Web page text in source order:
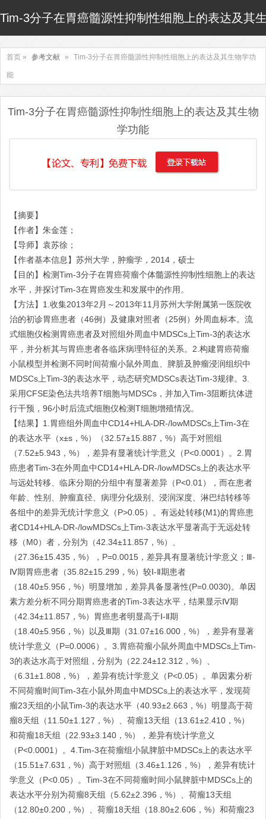
Tim-3分子在胃癌髓源性抑制性细胞上的表达及其
首页 » 参考文献 » Tim-3分子在胃癌髓源性抑制性细胞上的表达及其生物学功
能
Tim-3分子在胃癌髓源性抑制性细胞上的表达及其生物
学功能
【摘要】
【作者】朱金莲；
【导师】袁苏徐；
【作者基本信息】苏州大学，肿瘤学，2014，硕士
【目的】检测Tim-3分子在胃癌荷瘤个体髓源性抑制性细胞上的表达
水平，并探讨Tim-3在胃癌发生和发展中的作用。
【方法】1.收集2013年2月～2013年11月苏州大学附属第一医院收
治的初诊胃癌患者（46例）及健康对照者（25例）外周血标本。流
式细胞仪检测胃癌患者及对照组外周血中MDSCs上Tim-3的表达水
平，并分析其与胃癌患者各临床病理特征的关系。2.构建胃癌荷瘤
小鼠模型并检测不同时间荷瘤小鼠外周血、脾脏及肿瘤浸润组织中
MDSCs上Tim-3的表达水平，动态研究MDSCs表达Tim-3规律。3.
采用CFSE染色法共培养T细胞与MDSCs，并加入Tim-3阻断抗体进
行干预，96小时后流式细胞仪检测T细胞增殖情况。
【结果】1.胃癌组外周血中CD14+HLA-DR-/lowMDSCs上Tim-3在
的表达水平（x±s，%）（32.57±15.887，%）高于对照组
（7.52±5.943，%），差异有显著统计学意义（P<0.0001）。2.胃
癌患者Tim-3在外周血中CD14+HLA-DR-/lowMDSCs上的表达水平
与远处转移、临床分期的分组中有显著差异（P<0.01），而在患者
年龄、性别、肿瘤直径、病理分化级别、浸润深度、淋巴结转移等
各组中的差异无统计学意义（P>0.05）。有远处转移(M1)的胃癌患
者CD14+HLA-DR-/lowMDSCs上Tim-3表达水平显著高于无远处转
移（M0）者，分别为（42.34±11.857，%）、
（27.36±15.435，%），P=0.0015，差异具有显著统计学意义；Ⅲ-
Ⅳ期胃癌患者（35.82±15.299，%）较Ⅰ-Ⅱ期患者
（18.40±5.956，%）明显增加，差异具备显著性(P=0.0030)。单因
素方差分析不同分期胃癌患者的Tim-3表达水平，结果显示Ⅳ期
（42.34±11.857，%）胃癌患者明显高于Ⅰ-Ⅱ期
（18.40±5.956，%）以及Ⅲ期（31.07±16.000，%），差异有显著
统计学意义（P=0.0006）。3.胃癌荷瘤小鼠外周血中MDSCs上Tim-
3的表达水高于对照组，分别为（22.24±12.312，%）、
（6.31±1.808，%），差异有统计学意义（P<0.05）。单因素分析
不同荷瘤时间Tim-3在小鼠外周血中MDSCs上的表达水平，发现荷
瘤23天组的小鼠Tim-3的表达水平（40.93±2.663，%）明显高于荷
瘤8天组（11.50±1.127，%）、荷瘤13天组（13.61±2.410，%）
和荷瘤18天组（22.93±3.140，%），差异有统计学意义
（P<0.0001）。4.Tim-3在荷瘤组小鼠脾脏中MDSCs上的表达水平
（15.51±7.631，%）高于对照组（3.46±1.126，%），差异有统计
学意义（P<0.05）。Tim-3在不同荷瘤时间小鼠脾脏中MDSCs上的
表达水平分别为荷瘤8天组（5.62±2.396，%）、荷瘤13天组
（12.80±0.200，%）、荷瘤18天组（18.80±2.606，%）和荷瘤23